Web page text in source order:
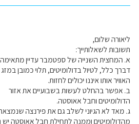
ליאורה שלום,
תשובות לשאלותייך:
א. המחצית השנייה של ספטמבר עדיין
דברך כלל, לטיול בדולומיטים, תלוי כמובן במזג
האוויר אותו איננו יכולים לחזות.
ב. אפשר בהחלט לעשות בשבועיים את אזור
הדולומיטים וחבל אאוסטה.
ג. מאד לא הגיוני לשלב גם את פירנצה
מהדולומיטים וממנה לתחילת חבל אאוסטה יש